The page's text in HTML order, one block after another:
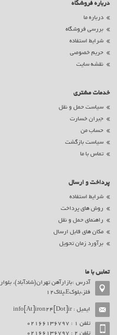
درباره فروشگاه
درباره ما
بررسی فروشگاه
شرایط استفاده
حریم خصوصی
نقشه سایت
خدمات مشتری
سیاست حمل و نقل
جبران خسارت
حساب من
سیاست بازگشت
تماس با ما
پرداخت و ارسال
شرایط استفاده
روش های پرداخت
راهنمای حمل و نقل
مکان های قابل ارسال
برآورد زمان تحویل
تماس با ما
فلز،بلوکE،پلاک12
ایمیل :info[At]iron24[Dot]ir
تلفن ۱ : 02166136797
تلفن ۲ : 02166136797